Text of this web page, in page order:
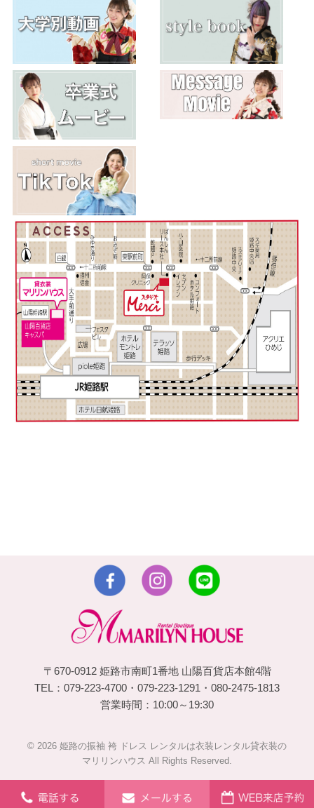
〒670-0912 姫路市南町1番地 山陽百貨店本館4階
TEL：079-223-4700・079-223-1291・080-2475-1813
営業時間：10:00～19:30
© 2026 姫路の振袖 袴 ドレス レンタルは衣装レンタル貸衣装の
マリリンハウス All Rights Reserved.